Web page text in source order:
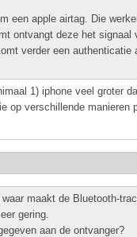
een apple airtag. Die
ontvangt deze het
verder een
1) iphone veel groter
op verschillende
maakt de Bluetooth-
gering.
aan de ontvanger?